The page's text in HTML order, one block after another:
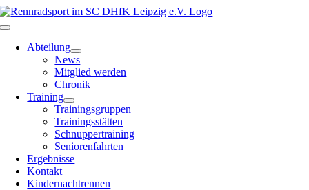
Zum
Inhalt
Toggle
NavigationAbteilung
News
Mitglied werden
Chronik
Training
Trainingsgruppen
Trainingsstätten
Schnuppertraining
Seniorenfahrten
Ergebnisse
Kontakt
Kindernachtrennen